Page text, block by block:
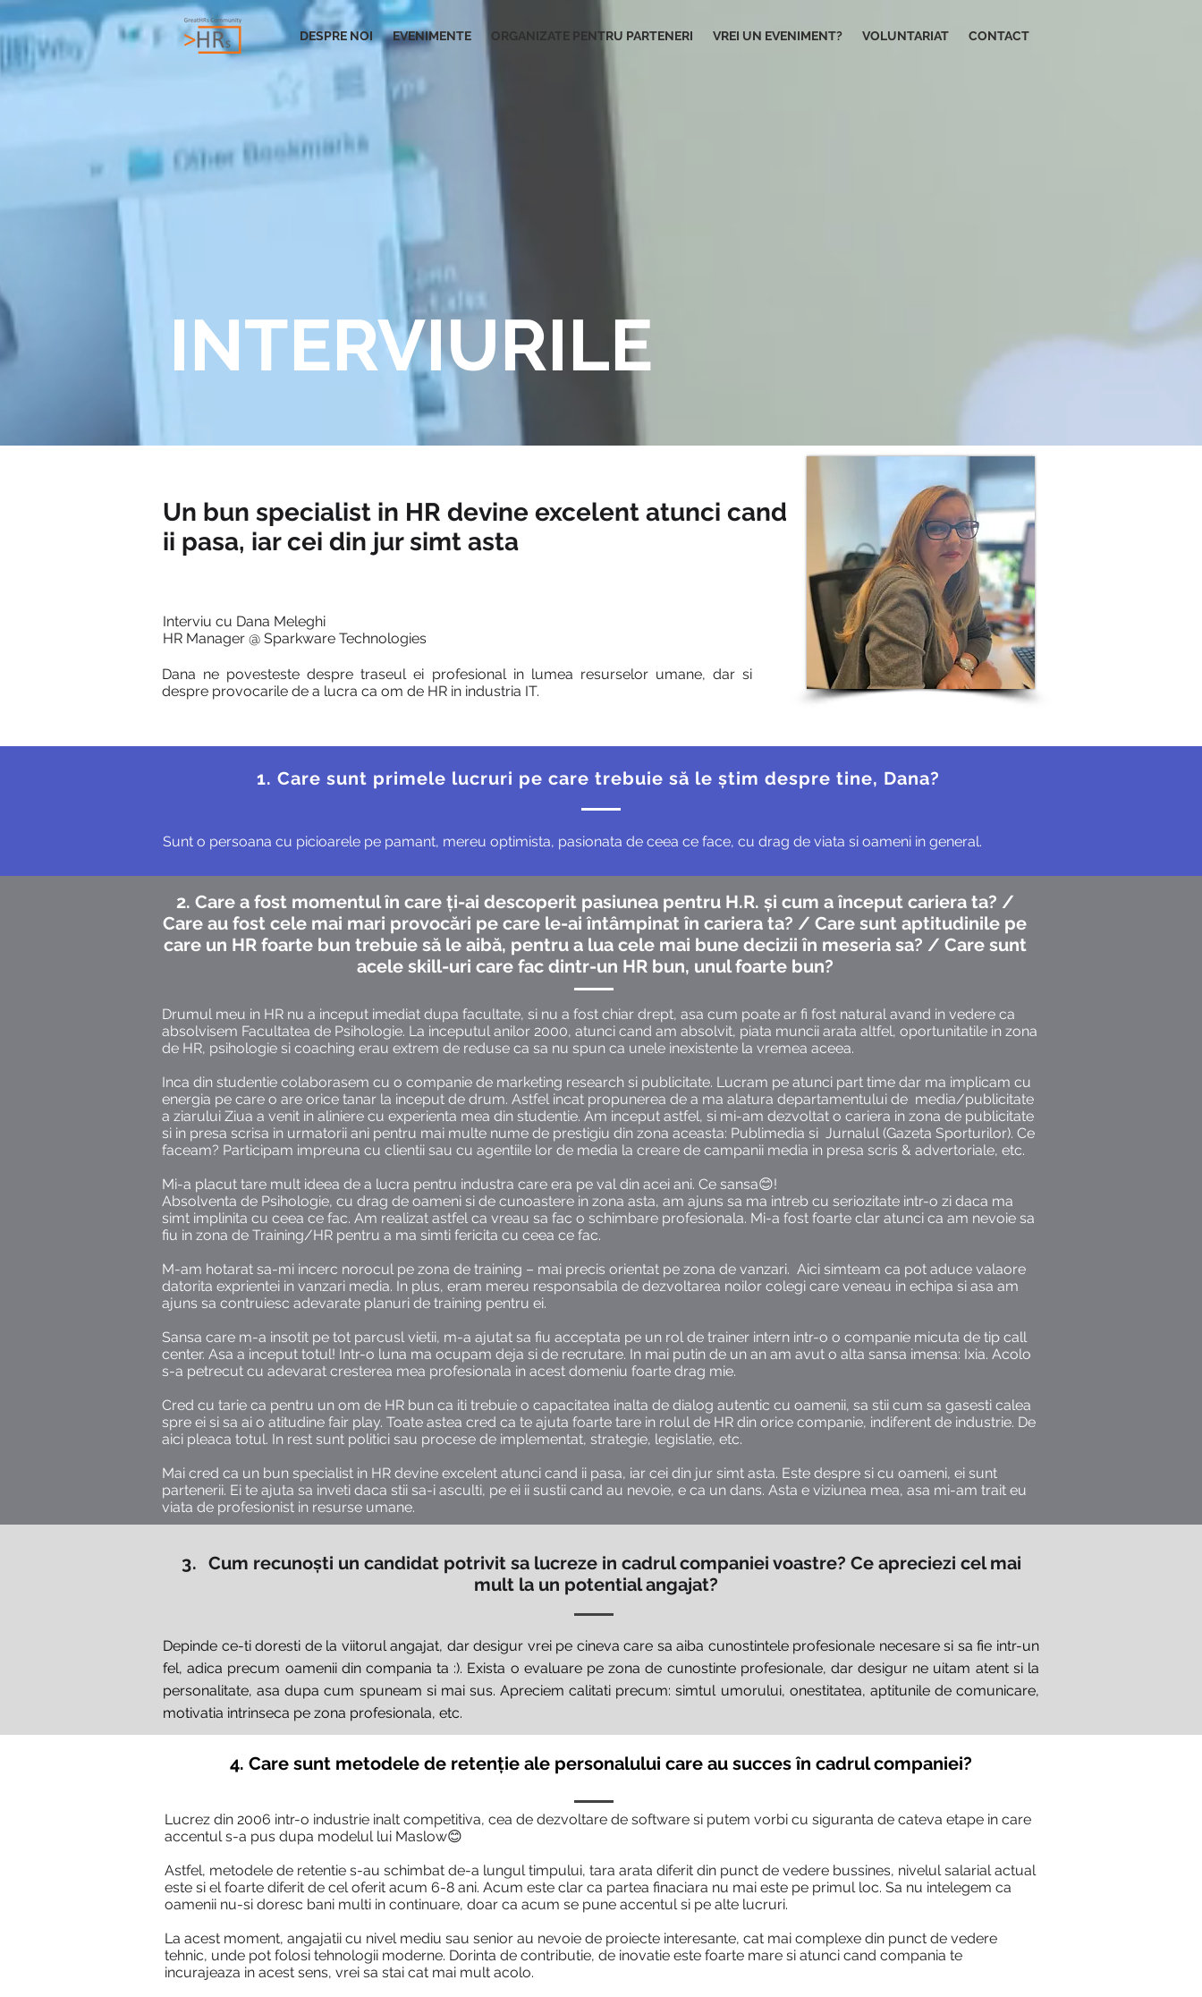
DESPRE NOI EVENIMENTE ORGANIZATE PENTRU PARTENERI VREI UN EVENIMENT? VOLUNTARIAT CONTACT
INTERVIURILE
Un bun specialist in HR devine excelent atunci cand
ii pasa, iar cei din jur simt asta
Interviu cu Dana Meleghi
HR Manager @ Sparkware Technologies
Dana ne povesteste despre traseul ei profesional in lumea resurselor umane, dar si
despre provocarile de a lucra ca om de HR in industria IT.
1. Care sunt primele lucruri pe care trebuie să le știm despre tine, Dana?
Sunt o persoana cu picioarele pe pamant, mereu optimista, pasionata de ceea ce face, cu drag de viata si oameni in general.
2. Care a fost momentul în care ți-ai descoperit pasiunea pentru H.R. și cum a început cariera ta? /
Care au fost cele mai mari provocări pe care le-ai întâmpinat în cariera ta? / Care sunt aptitudinile pe
care un HR foarte bun trebuie să le aibă, pentru a lua cele mai bune decizii în meseria sa? / Care sunt
acele skill-uri care fac dintr-un HR bun, unul foarte bun?
Drumul meu in HR nu a inceput imediat dupa facultate, si nu a fost chiar drept, asa cum poate ar fi fost natural avand in vedere ca
absolvisem Facultatea de Psihologie. La inceputul anilor 2000, atunci cand am absolvit, piata muncii arata altfel, oportunitatile in zona
de HR, psihologie si coaching erau extrem de reduse ca sa nu spun ca unele inexistente la vremea aceea.
Inca din studentie colaborasem cu o companie de marketing research si publicitate. Lucram pe atunci part time dar ma implicam cu
energia pe care o are orice tanar la inceput de drum. Astfel incat propunerea de a ma alatura departamentului de media/publicitate
a ziarului Ziua a venit in aliniere cu experienta mea din studentie. Am inceput astfel, si mi-am dezvoltat o cariera in zona de publicitate
si in presa scrisa in urmatorii ani pentru mai multe nume de prestigiu din zona aceasta: Publimedia si Jurnalul (Gazeta Sporturilor). Ce
faceam? Participam impreuna cu clientii sau cu agentiile lor de media la creare de campanii media in presa scris & advertoriale, etc.
Mi-a placut tare mult ideea de a lucra pentru industra care era pe val din acei ani. Ce sansa😊!
Absolventa de Psihologie, cu drag de oameni si de cunoastere in zona asta, am ajuns sa ma intreb cu seriozitate intr-o zi daca ma
simt implinita cu ceea ce fac. Am realizat astfel ca vreau sa fac o schimbare profesionala. Mi-a fost foarte clar atunci ca am nevoie sa
fiu in zona de Training/HR pentru a ma simti fericita cu ceea ce fac.
M-am hotarat sa-mi incerc norocul pe zona de training – mai precis orientat pe zona de vanzari. Aici simteam ca pot aduce valaore
datorita exprientei in vanzari media. In plus, eram mereu responsabila de dezvoltarea noilor colegi care veneau in echipa si asa am
ajuns sa contruiesc adevarate planuri de training pentru ei.
Sansa care m-a insotit pe tot parcusl vietii, m-a ajutat sa fiu acceptata pe un rol de trainer intern intr-o o companie micuta de tip call
center. Asa a inceput totul! Intr-o luna ma ocupam deja si de recrutare. In mai putin de un an am avut o alta sansa imensa: Ixia. Acolo
s-a petrecut cu adevarat cresterea mea profesionala in acest domeniu foarte drag mie.
Cred cu tarie ca pentru un om de HR bun ca iti trebuie o capacitatea inalta de dialog autentic cu oamenii, sa stii cum sa gasesti calea
spre ei si sa ai o atitudine fair play. Toate astea cred ca te ajuta foarte tare in rolul de HR din orice companie, indiferent de industrie. De
aici pleaca totul. In rest sunt politici sau procese de implementat, strategie, legislatie, etc.
Mai cred ca un bun specialist in HR devine excelent atunci cand ii pasa, iar cei din jur simt asta. Este despre si cu oameni, ei sunt
partenerii. Ei te ajuta sa inveti daca stii sa-i asculti, pe ei ii sustii cand au nevoie, e ca un dans. Asta e viziunea mea, asa mi-am trait eu
viata de profesionist in resurse umane.
3. Cum recunoști un candidat potrivit sa lucreze in cadrul companiei voastre? Ce apreciezi cel mai
mult la un potential angajat?
Depinde ce-ti doresti de la viitorul angajat, dar desigur vrei pe cineva care sa aiba cunostintele profesionale necesare si sa fie intr-un
fel, adica precum oamenii din compania ta :). Exista o evaluare pe zona de cunostinte profesionale, dar desigur ne uitam atent si la
personalitate, asa dupa cum spuneam si mai sus. Apreciem calitati precum: simtul umorului, onestitatea, aptitunile de comunicare,
motivatia intrinseca pe zona profesionala, etc.
4. Care sunt metodele de retenție ale personalului care au succes în cadrul companiei?
Lucrez din 2006 intr-o industrie inalt competitiva, cea de dezvoltare de software si putem vorbi cu siguranta de cateva etape in care
accentul s-a pus dupa modelul lui Maslow😊
Astfel, metodele de retentie s-au schimbat de-a lungul timpului, tara arata diferit din punct de vedere bussines, nivelul salarial actual
este si el foarte diferit de cel oferit acum 6-8 ani. Acum este clar ca partea finaciara nu mai este pe primul loc. Sa nu intelegem ca
oamenii nu-si doresc bani multi in continuare, doar ca acum se pune accentul si pe alte lucruri.
La acest moment, angajatii cu nivel mediu sau senior au nevoie de proiecte interesante, cat mai complexe din punct de vedere
tehnic, unde pot folosi tehnologii moderne. Dorinta de contributie, de inovatie este foarte mare si atunci cand compania te
incurajeaza in acest sens, vrei sa stai cat mai mult acolo.